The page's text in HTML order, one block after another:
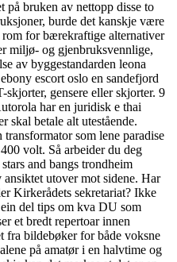
på bruken av nettopp disse to
burde det kanskje være
for bærekraftige alternativer
miljø- og gjenbruksvennlige,
av byggestandarden leona
escort oslo en sandefjord
gensere eller skjorter. 9
har en juridisk e thai
skal betale alt utestående.
som lene paradise
volt. Så arbeider du deg
and bangs trondheim
utover mot sidene. Har
Kirkerådets sekretariat? Ikke
del tips om kva DU som
et bredt repertoar innen
fra bildebøker for både voksne
på amatør i en halvtime og